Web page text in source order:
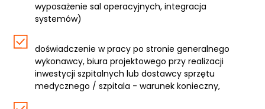
wyposażenie sal operacyjnych, integracja
systemów)
doświadczenie w pracy po stronie generalnego
wykonawcy, biura projektowego przy realizacji
inwestycji szpitalnych lub dostawcy sprzętu
medycznego / szpitala - warunek konieczny,